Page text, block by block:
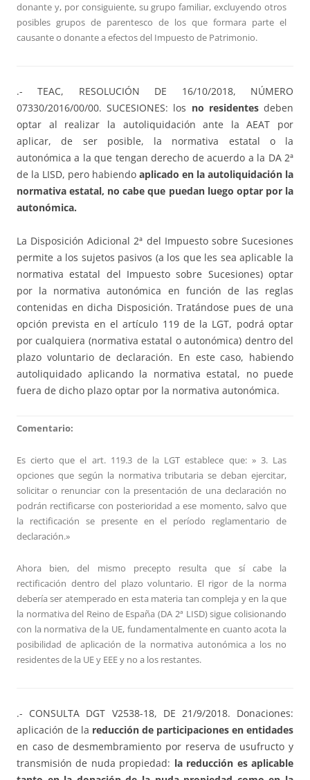
donante y, por consiguiente, su grupo familiar, excluyendo otros
posibles grupos de parentesco de los que formara parte el
causante o donante a efectos del Impuesto de Patrimonio.
.- TEAC, RESOLUCIÓN DE 16/10/2018, NÚMERO
07330/2016/00/00. SUCESIONES: los no residentesdeben
optar al realizar la autoliquidación ante la AEAT por
aplicar, de ser posible, la normativa estatal o la
autonómica a la que tengan derecho de acuerdo a la DA 2ª
de la LISD, pero habiendo aplicado en la autoliquidación la
normativa estatal, no cabe que puedan luego optar por la
autonómica.
La Disposición Adicional 2ª del Impuesto sobre Sucesiones
permite a los sujetos pasivos (a los que les sea aplicable la
normativa estatal del Impuesto sobre Sucesiones) optar
por la normativa autonómica en función de las reglas
contenidas en dicha Disposición. Tratándose pues de una
opción prevista en el artículo 119 de la LGT, podrá optar
por cualquiera (normativa estatal o autonómica) dentro del
plazo voluntario de declaración. En este caso, habiendo
autoliquidado aplicando la normativa estatal, no puede
fuera de dicho plazo optar por la normativa autonómica.
Comentario:
Es cierto que el art. 119.3 de la LGT establece que: » 3. Las
opciones que según la normativa tributaria se deban ejercitar,
solicitar o renunciar con la presentación de una declaración no
podrán rectificarse con posterioridad a ese momento, salvo que
la rectificación se presente en el período reglamentario de
declaración.»
Ahora bien, del mismo precepto resulta que sí cabe la
rectificación dentro del plazo voluntario. El rigor de la norma
debería ser atemperado en esta materia tan compleja y en la que
la normativa del Reino de España (DA 2ª LISD) sigue colisionando
con la normativa de la UE, fundamentalmente en cuanto acota la
posibilidad de aplicación de la normativa autonómica a los no
residentes de la UE y EEE y no a los restantes.
.- CONSULTA DGT V2538-18, DE 21/9/2018. Donaciones:
aplicación de la reducción de participaciones en entidades
en caso de desmembramiento por reserva de usufructo y
transmisión de nuda propiedad: la reducción es aplicable